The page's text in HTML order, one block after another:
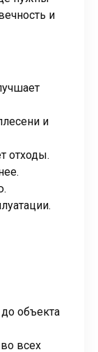
и
и
отходы.
объекта
всех